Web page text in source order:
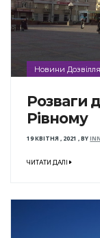
Новини Дозвілля
Розваги
Рівному
19 КВІТНЯ , 2021 ,BY
ЧИТАТИ ДАЛІ